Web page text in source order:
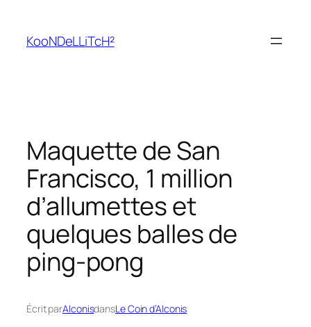
contenu
KooNDeLLiTcH²
Maquette de San
Francisco, 1 million
d’allumettes et
quelques balles de
ping-pong
Écrit parAlconisdansLe Coin d’Alconis